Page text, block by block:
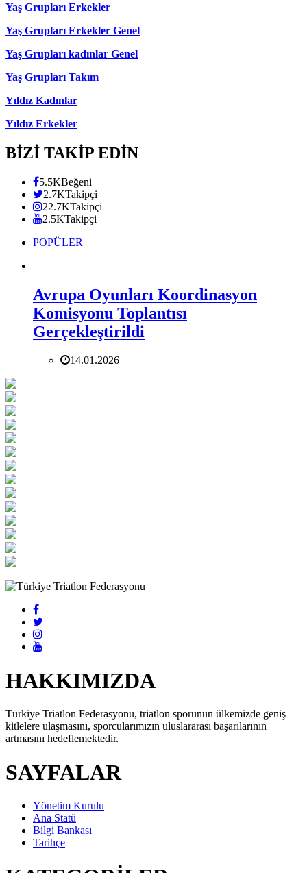
Yaş Grupları Erkekler
Yaş Grupları Erkekler Genel
Yaş Grupları kadınlar Genel
Yaş Grupları Takım
Yıldız Kadınlar
Yıldız Erkekler
BİZİ TAKİP EDİN
5.5KBeğeni
2.7KTakipçi
22.7KTakipçi
2.5KTakipçi
POPÜLER
Avrupa Oyunları Koordinasyon
Komisyonu Toplantısı
Gerçekleştirildi
14.01.2026
HAKKIMIZDA
Türkiye Triatlon Federasyonu, triatlon sporunun ülkemizde geniş
kitlelere ulaşmasını, sporcularımızın uluslararası başarılarının
artmasını hedeflemektedir.
SAYFALAR
Yönetim Kurulu
Ana Statü
Bilgi Bankası
Tarihçe